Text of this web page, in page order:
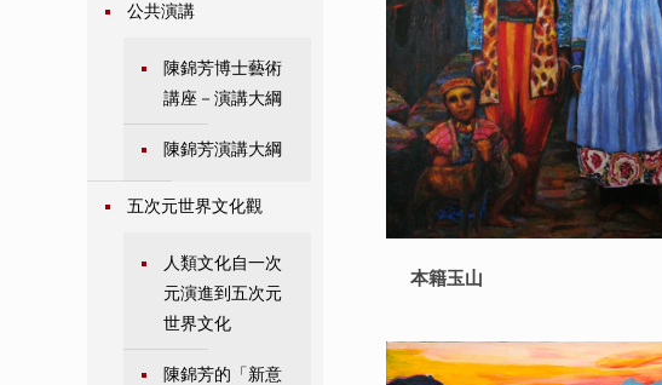
本籍玉山
公共演講
陳錦芳博士藝術
講座－演講大綱
陳錦芳演講大綱
五次元世界文化觀
人類文化自一次
元演進到五次元
世界文化
陳錦芳的「新意